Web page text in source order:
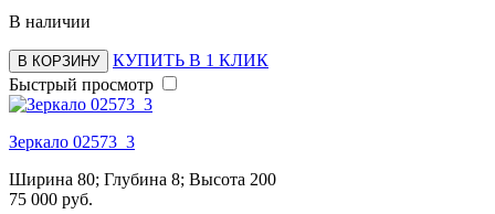
В наличии
В КОРЗИНУ
КУПИТЬ В 1 КЛИК
Быстрый просмотр
Зеркало 02573_3
Ширина 80; Глубина 8; Высота 200
75 000 руб.